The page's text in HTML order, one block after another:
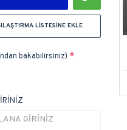
bakabilirsiniz)
LISTESINE EKLE